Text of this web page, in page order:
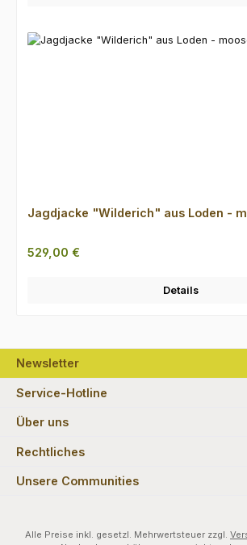
Jagdjacke "Wilderich" aus Loden -
Regulärer Preis:
529,00 €
Details
Newsletter
Service-Hotline
Über uns
Rechtliches
Unsere Communities
Alle Preise inkl. gesetzl. Mehrwertsteuer zzgl.